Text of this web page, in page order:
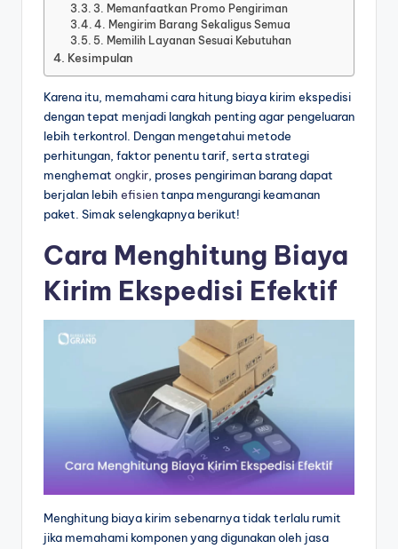
3. Memanfaatkan Promo Pengiriman
4. Mengirim Barang Sekaligus Semua
5. Memilih Layanan Sesuai Kebutuhan
Kesimpulan
Karena itu, memahami cara hitung biaya kirim ekspedisi
dengan tepat menjadi langkah penting agar pengeluaran
lebih terkontrol. Dengan mengetahui metode
perhitungan, faktor penentu tarif, serta strategi
menghemat ongkir, proses pengiriman barang dapat
berjalan lebih efisientanpa mengurangi keamanan
paket. Simak selengkapnya berikut!
Cara Menghitung Biaya
Kirim Ekspedisi Efektif
Menghitung biaya kirim sebenarnya tidak terlalu rumit
jika memahami komponen yang digunakan oleh jasa